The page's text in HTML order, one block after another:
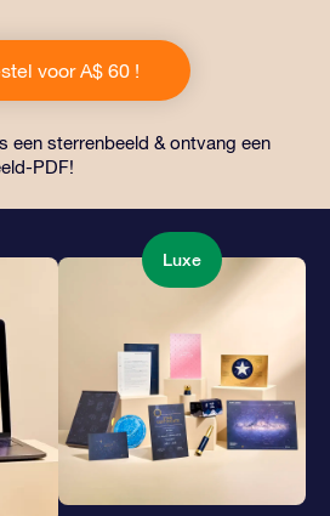
een prachtige envelop en
die naar een adres
verzonden, evenals digitale
om een blijvend cadeau te geven
en dierbaren.
voor A$ 60 !
een sterrenbeeld & ontvang een
PDF!
Luxe